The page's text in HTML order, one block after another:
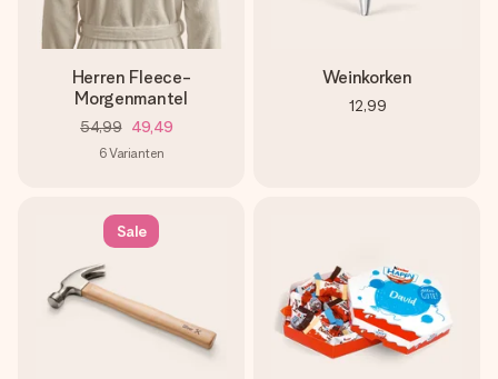
Herren Fleece-
Morgenmantel
54,99 49,49
6Varianten
Weinkorken
12,99
Sale